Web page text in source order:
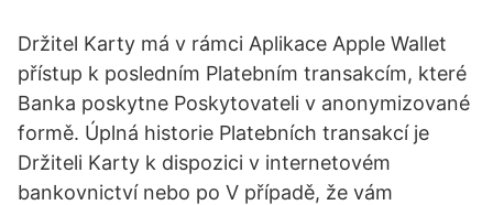
Držitel Karty má v rámci Aplikace Apple Wallet
přístup k posledním Platebním transakcím, které
Banka poskytne Poskytovateli v anonymizované
formě. Úplná historie Platebních transakcí je
Držiteli Karty k dispozici v internetovém
bankovnictví nebo po V případě, že vám